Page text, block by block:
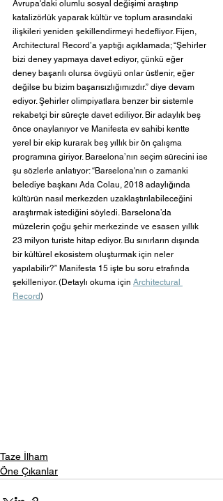
Avrupa'daki olumlu sosyal değişimi araştırıp
katalizörlük yaparak kültür ve toplum arasındaki
ilişkileri yeniden şekillendirmeyi hedefliyor. Fijen,
Architectural Record’a yaptığı açıklamada; “Şehirler
bizi deney yapmaya davet ediyor, çünkü eğer
deney başarılı olursa övgüyü onlar üstlenir, eğer
değilse bu bizim başarısızlığımızdır.” diye devam
ediyor. Şehirler olimpiyatlara benzer bir sistemle
rekabetçi bir süreçte davet ediliyor. Bir adaylık beş
önce onaylanıyor ve Manifesta ev sahibi kentte
yerel bir ekip kurarak beş yıllık bir ön çalışma
programına giriyor. Barselona’nın seçim sürecini ise
şu sözlerle anlatıyor: “Barselona'nın o zamanki
belediye başkanı Ada Colau, 2018 adaylığında
kültürün nasıl merkezden uzaklaştırılabileceğini
araştırmak istediğini söyledi. Barselona’da
müzelerin çoğu şehir merkezinde ve esasen yıllık
23 milyon turiste hitap ediyor. Bu sınırların dışında
bir kültürel ekosistem oluşturmak için neler
yapılabilir?” Manifesta 15 işte bu soru etrafında
şekilleniyor. (Detaylı okuma için Architectural
Record)
Taze İlham
Öne Çıkanlar